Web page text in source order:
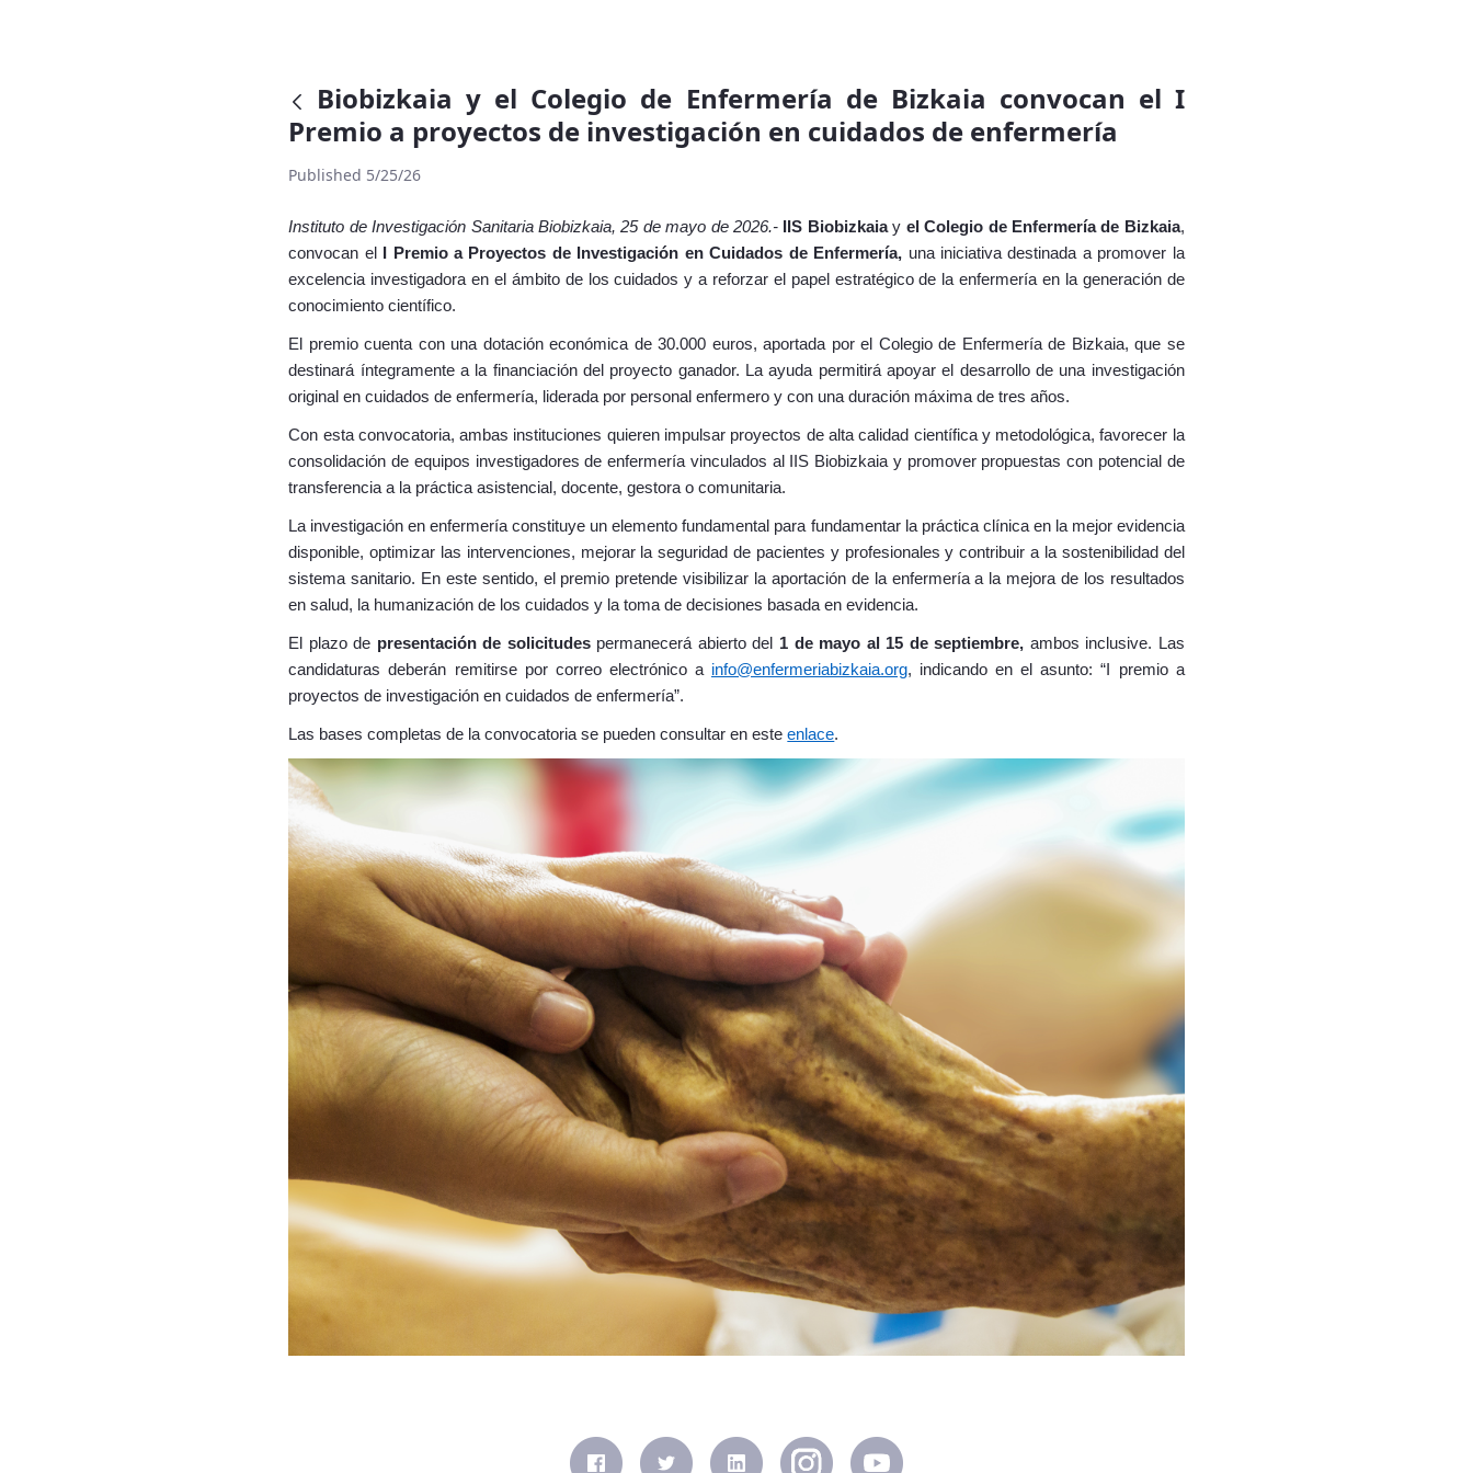
Biobizkaia y el Colegio de Enfermería de Bizkaia convocan el I
Premio a proyectos de investigación en cuidados de enfermería
Published 5/25/26
Instituto de Investigación Sanitaria Biobizkaia, 25 de mayo de 2026.- IIS Biobizkaiay el Colegio de Enfermería de Bizkaia,
convocan el I Premio a Proyectos de Investigación en Cuidados de Enfermería, una iniciativa destinada a promover la
excelencia investigadora en el ámbito de los cuidados y a reforzar el papel estratégico de la enfermería en la generación de
conocimiento científico.
El premio cuenta con una dotación económica de 30.000 euros, aportada por el Colegio de Enfermería de Bizkaia, que se
destinará íntegramente a la financiación del proyecto ganador. La ayuda permitirá apoyar el desarrollo de una investigación
original en cuidados de enfermería, liderada por personal enfermero y con una duración máxima de tres años.
Con esta convocatoria, ambas instituciones quieren impulsar proyectos de alta calidad científica y metodológica, favorecer la
consolidación de equipos investigadores de enfermería vinculados al IIS Biobizkaia y promover propuestas con potencial de
transferencia a la práctica asistencial, docente, gestora o comunitaria.
La investigación en enfermería constituye un elemento fundamental para fundamentar la práctica clínica en la mejor evidencia
disponible, optimizar las intervenciones, mejorar la seguridad de pacientes y profesionales y contribuir a la sostenibilidad del
sistema sanitario. En este sentido, el premio pretende visibilizar la aportación de la enfermería a la mejora de los resultados
en salud, la humanización de los cuidados y la toma de decisiones basada en evidencia.
El plazo de presentación de solicitudespermanecerá abierto del 1 de mayo al 15 de septiembre, ambos inclusive. Las
candidaturas deberán remitirse por correo electrónico a info@enfermeriabizkaia.org, indicando en el asunto: “I premio a
proyectos de investigación en cuidados de enfermería”.
Las bases completas de la convocatoria se pueden consultar en esteenlace.